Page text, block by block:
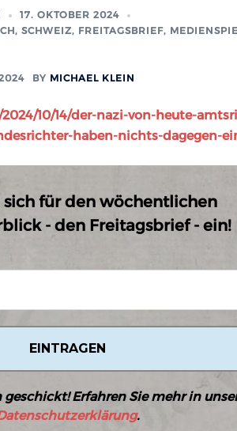
17. OKTOBER 2024
SCHWEIZ, FREITAGSBRIEF,
BY MICHAEL KLEIN
10/14/der-nazi-von-heute-
haben-nichts-dagegen-
sich für den wöchentlichen
- den Freitagsbrief - ein!
Erfahren Sie mehr in
.